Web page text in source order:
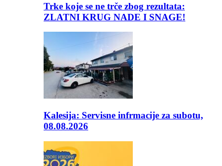
Trke koje se ne trče zbog rezultata:
ZLATNI KRUG NADE I SNAGE!
Kalesija: Servisne infrmacije za subotu,
08.08.2026